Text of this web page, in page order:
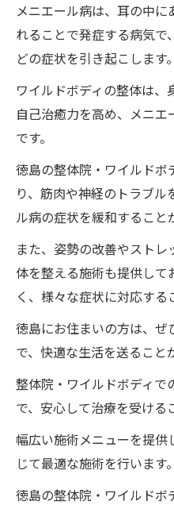
メニエール病は、耳の中
れることで発症する病気
どの症状を引き起こします。
ワイルドボディの整体は、
自己治癒力を高め、メニ
です。
徳島の整体院・ワイルドボ
り、筋肉や神経のトラブ
ル病の症状を緩和すること
また、姿勢の改善やスト
体を整える施術も提供し
く、様々な症状に対応する
徳島にお住まいの方は、ぜ
で、快適な生活を送ること
整体院・ワイルドボディで
で、安心して治療を受ける
幅広い施術メニューを提供
じて最適な施術を行います。
徳島の整体院・ワイルドボ